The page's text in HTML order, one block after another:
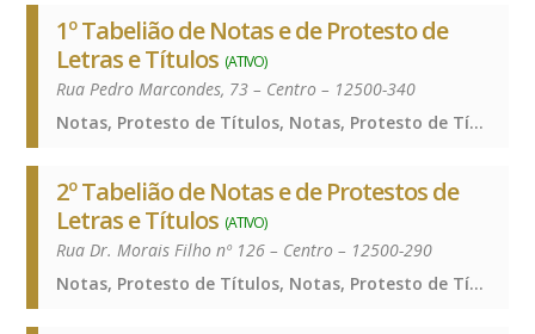
1º Tabelião de Notas e de Protesto de
Letras e Títulos (ATIVO)
Rua Pedro Marcondes, 73 – Centro – 12500-340
Notas, Protesto de Títulos, Notas, Protesto de Títulos, Notas, Protesto de Títulos
2º Tabelião de Notas e de Protestos de
Letras e Títulos (ATIVO)
Rua Dr. Morais Filho nº 126 – Centro – 12500-290
Notas, Protesto de Títulos, Notas, Protesto de Títulos, Notas, Protesto de Títulos